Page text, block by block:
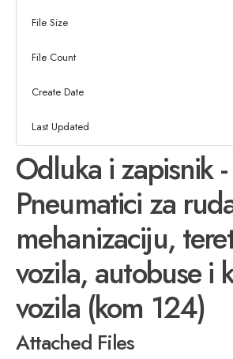
File Size
File Count
Create Date
Last Updated
Odluka i zapisnik -
Pneumatici za
mehanizaciju,
vozila, autobuse i
vozila (kom 124)
Attached Files